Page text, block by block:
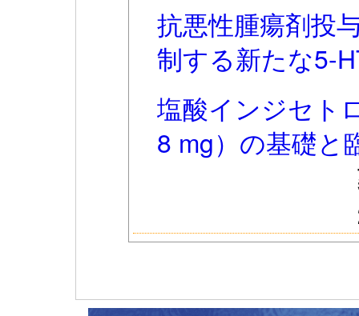
抗悪性腫瘍剤投
制する新たな5-
塩酸インジセト
8 mg）の基礎と